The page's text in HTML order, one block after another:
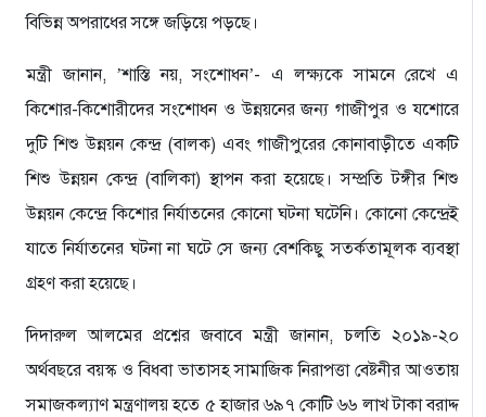
বিভিন্ন অপরাধের সঙ্গে জড়িয়ে পড়ছে।
মন্ত্রী জানান, ’শাস্তি নয়, সংশোধন’- এ লক্ষ্যকে সামনে রেখে এ
কিশোর-কিশোরীদের সংশোধন ও উন্নয়নের জন্য গাজীপুর ও যশোরে
দুটি শিশু উন্নয়ন কেন্দ্র (বালক) এবং গাজীপুরের কোনাবাড়ীতে একটি
শিশু উন্নয়ন কেন্দ্র (বালিকা) স্থাপন করা হয়েছে। সম্প্রতি টঙ্গীর শিশু
উন্নয়ন কেন্দ্রে কিশোর নির্যাতনের কোনো ঘটনা ঘটেনি। কোনো কেন্দ্রেই
যাতে নির্যাতনের ঘটনা না ঘটে সে জন্য বেশকিছু সতর্কতামূলক ব্যবস্থা
গ্রহণ করা হয়েছে।
দিদারুল আলমের প্রশ্নের জবাবে মন্ত্রী জানান, চলতি ২০১৯-২০
অর্থবছরে বয়স্ক ও বিধবা ভাতাসহ সামাজিক নিরাপত্তা বেষ্টনীর আওতায়
সমাজকল্যাণ মন্ত্রণালয় হতে ৫ হাজার ৬৯৭ কোটি ৬৬ লাখ টাকা বরাদ্দ